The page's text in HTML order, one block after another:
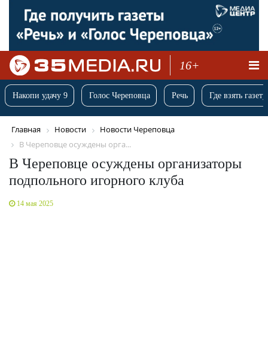
16+
Накопи удачу 9 Голос Череповца Речь Где взять
Главная Новости
Новости Череповца
В Череповце осуждены орга...
В Череповце осуждены организаторы
подпольного игорного клуба
14 мая 2025